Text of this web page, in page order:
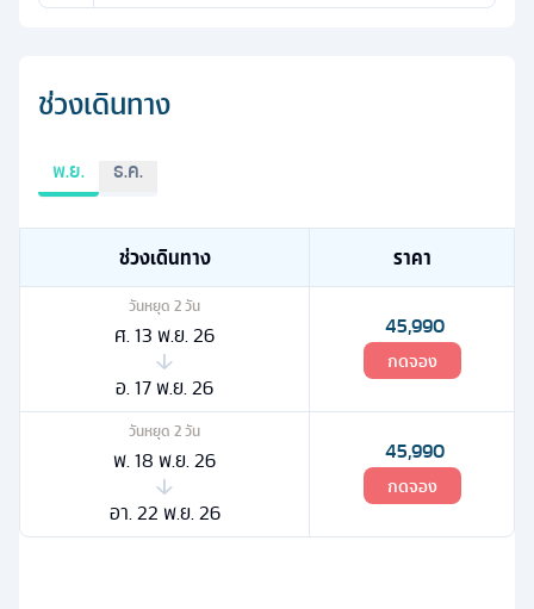
ช่วงเดินทาง
พ.ย. ธ.ค.
ช่วงเดินทาง ราคา
วันหยุด 2วัน
ศ. 13 พ.ย. 26
อ. 17 พ.ย. 26
45,990
กดจอง
วันหยุด 2วัน
พ. 18 พ.ย. 26
อา. 22 พ.ย. 26
45,990
กดจอง